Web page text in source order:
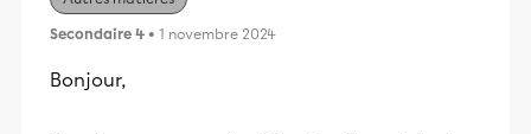
Secondaire 4 • 1 novembre 2024
Bonjour,